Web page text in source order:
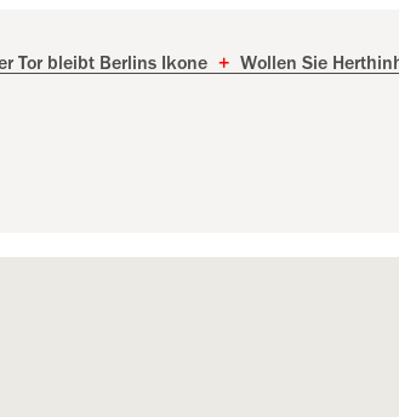
Tor bleibt Berlins Ikone + Wollen Sie